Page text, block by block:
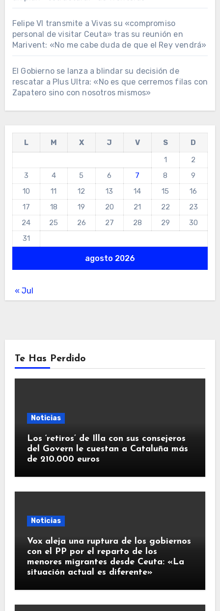
Felipe VI transmite a Vivas su «compromiso
personal de visitar Ceuta» tras su reunión en
Marivent: «No me cabe duda de que el Rey vendrá»
El Gobierno se lanza a blindar su decisión de
rescatar a Plus Ultra: «No es que cerremos filas con
Zapatero sino con nosotros mismos»
agosto 2026
L M X J V S
D
1
2
3
4 5 6 7 8
9
10
11 12 13 14 15
16
17
18 19 20 21 22
23
24
25 26 27 28 29
30
31
« Jul
Te Has Perdido
Noticias
Los ‘retiros’ de Illa con sus consejeros
del Govern le cuestan a Cataluña más
de 210.000 euros
Noticias
Vox aleja una ruptura de los gobiernos
con el PP por el reparto de los
menores migrantes desde Ceuta: «La
situación actual es diferente»